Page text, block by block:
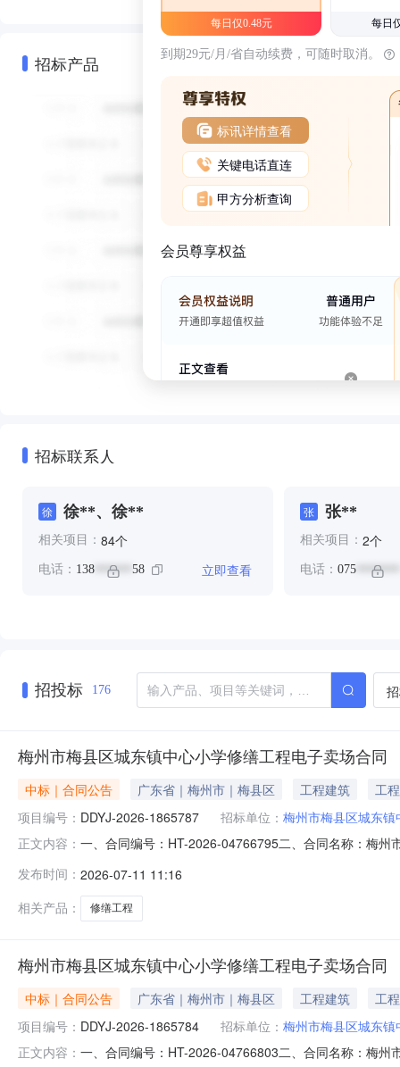
招标产品
每日仅0.48元 每日
到期29元/月/省自动续费，可随时取消。
标讯详情查看
关键电话直连
甲方分析查询
会员尊享权益
招标联系人
徐 徐**、徐**
相关项目： 84个
电话： 138 ****** 58 立即查看
张 张**
相关项目： 2个
电话： 075*******
招投标 176
梅州市梅县区城东镇中心小学修缮工程电子卖场合同
中标｜合同公告 广东省｜梅州市｜梅县区 工程建筑
工程
项目编号： DDYJ-2026-1865787 招标单位： 梅州市梅县区城东镇
正文内容： 一、合同编号：HT-2026-04766795二、合同名称：梅
东信城建设集团有限公司梅州分公司地址：畲江镇红星
发布时间： 2026-07-11 11:16
相关产品：
修缮工程
梅州市梅县区城东镇中心小学修缮工程电子卖场合同
中标｜合同公告 广东省｜梅州市｜梅县区 工程建筑
工程
项目编号： DDYJ-2026-1865784 招标单位： 梅州市梅县区城东镇
正文内容： 一、合同编号：HT-2026-04766803二、合同名称：梅